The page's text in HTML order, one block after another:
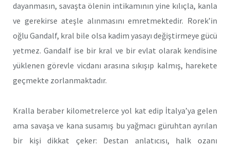
dayanmasın, savaşta ölenin intikamının yine kılıçla, kanla
ve gerekirse ateşle alınmasını emretmektedir. Rorek’in
oğlu Gandalf, kral bile olsa kadim yasayı değiştirmeye gücü
yetmez. Gandalf ise bir kral ve bir evlat olarak kendisine
yüklenen görevle vicdanı arasına sıkışıp kalmış, harekete
geçmekte zorlanmaktadır.
Kralla beraber kilometrelerce yol kat edip İtalya’ya gelen
ama savaşa ve kana susamış bu yağmacı güruhtan ayrılan
bir kişi dikkat çeker: Destan anlatıcısı, halk ozanı